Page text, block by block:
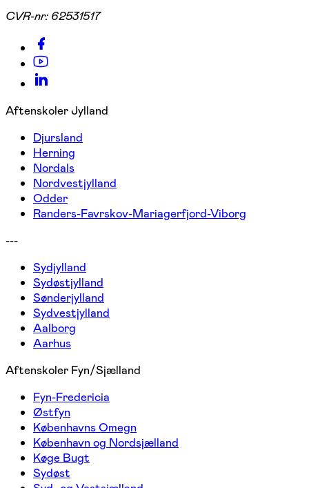
CVR-nr: 62531517
Aftenskoler Jylland
Djursland
Herning
Nordals
Nordvestjylland
Odder
Randers-Favrskov-Mariagerfjord-Viborg
---
Sydjylland
Sydøstjylland
Sønderjylland
Sydvestjylland
Aalborg
Aarhus
Aftenskoler Fyn/Sjælland
Fyn-Fredericia
Østfyn
Københavns Omegn
København og Nordsjælland
Køge Bugt
Sydøst